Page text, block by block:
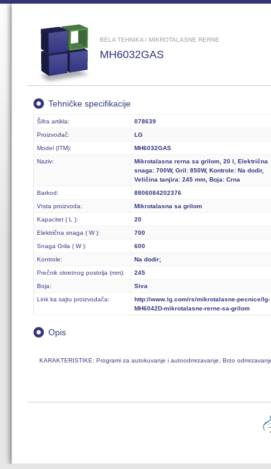
BELA TEHNIKA / MIKROTALASNE RERNE
MH6032GAS
Tehničke specifikacije
Šifra artikla:
078639
Proizvođač:
LG
Model (ITM):
MH6032GAS
Naziv:
Mikrotalasna rerna sa grilom, 20 l, Električna
snaga: 700W, Gril: 850W, Kontrole: Na dodir,
Veličina tanjira: 245 mm, Boja: Crna
Barkod:
8806084202376
Vrsta proizvoda:
Mikrotalasna sa grilom
Kapacitet ( L ):
20
Električna snaga ( W ):
700
Snaga Grila ( W ):
600
Kontrole:
Na dodir;
Prečnik okretnog postolja (mm):
245
Boja:
Siva
Link ka sajtu proizvođača:
http://www.lg.com/rs/mikrotalasne-pecnice/lg-
MH6042D-mikrotalasne-rerne-sa-grilom
Opis
KARAKTERISTIKE: Programi za autokuvanje i autoodmrzavanje, Brzo